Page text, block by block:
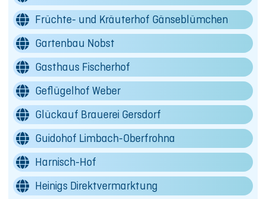
Früchte- und Kräuterhof Gänseblümchen
Gartenbau Nobst
Gasthaus Fischerhof
Geflügelhof Weber
Glückauf Brauerei Gersdorf
Guidohof Limbach-Oberfrohna
Harnisch-Hof
Heinigs Direktvermarktung